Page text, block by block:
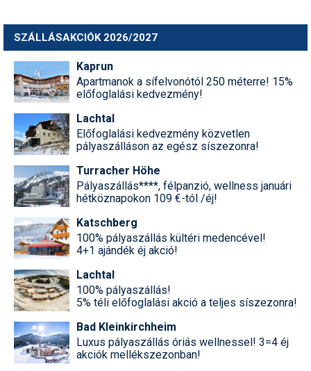
SZÁLLÁSAKCIÓK 2026/2027
Kaprun
Apartmanok a sífelvonótól 250 méterre! 15%
előfoglalási kedvezmény!
Lachtal
Előfoglalási kedvezmény közvetlen
pályaszálláson az egész síszezonra!
Turracher Höhe
Pályaszállás****, félpanzió, wellness januári
hétköznapokon 109 €-tól /éj!
Katschberg
100% pályaszállás kültéri medencével!
4+1 ajándék éj akció!
Lachtal
100% pályaszállás!
5% téli előfoglalási akció a teljes síszezonra!
Bad Kleinkirchheim
Luxus pályaszállás óriás wellnessel! 3=4 éj
akciók mellékszezonban!